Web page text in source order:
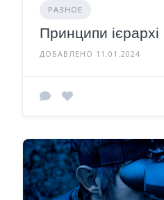
РАЗНОЕ
Принципи ієрархі
ДОБАВЛЕНО 11.01.2024